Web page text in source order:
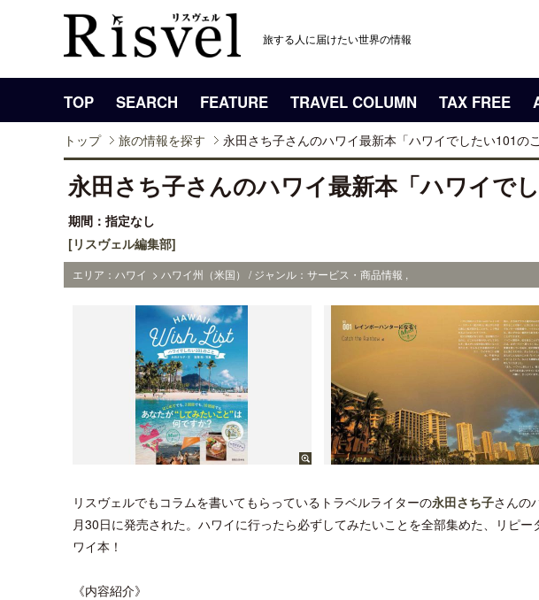
旅する人に届けたい世界の情報
TOP SEARCH FEATURE TRAVEL COLUMN TAX FREE
トップ 旅の情報を探す 永田さち子さんのハワイ最新本「ハワイでしたい101のこ
永田さち子さんのハワイ最新本「ハワイで
期間：指定なし
[リスヴェル編集部]
エリア：ハワイ > ハワイ州（米国） / ジャンル：サービス・商品情報 ,
リスヴェルでもコラムを書いてもらっているトラベルライターの永田さち子さんの
月30日に発売された。ハワイに行ったら必ずしてみたいことを全部集めた、リピ
ワイ本！
《内容紹介》